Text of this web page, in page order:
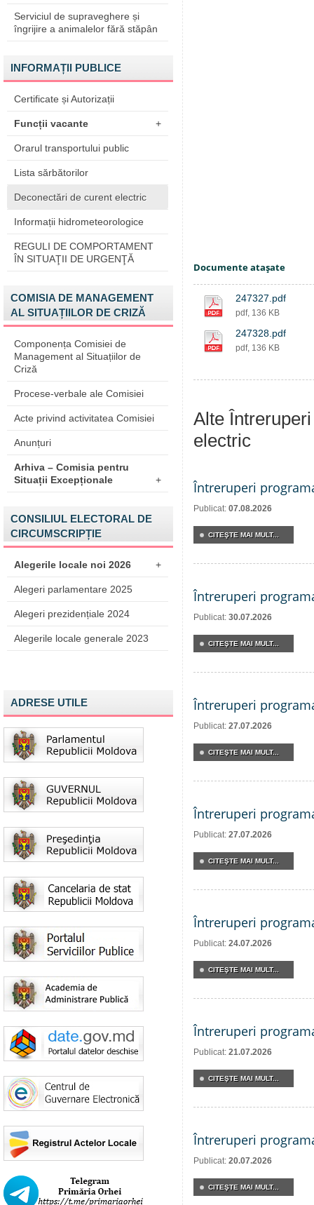
Serviciul de supraveghere și
îngrijire a animalelor fără stăpân
INFORMAȚII PUBLICE
Certificate și Autorizații
Funcții vacante +
Orarul transportului public
Lista sărbătorilor
Deconectări de curent electric
Informații hidrometeorologice
REGULI DE COMPORTAMENT
ÎN SITUAŢII DE URGENŢĂ
COMISIA DE MANAGEMENT
AL SITUAȚIILOR DE CRIZĂ
Componența Comisiei de
Management al Situațiilor de
Criză
Procese-verbale ale Comisiei
Acte privind activitatea Comisiei
Anunțuri
Arhiva – Comisia pentru
Situații Excepționale
+
CONSILIUL ELECTORAL DE
CIRCUMSCRIPȚIE
Alegerile locale noi 2026 +
Alegeri parlamentare 2025
Alegeri prezidențiale 2024
Alegerile locale generale 2023
ADRESE UTILE
Documente ataşate
247327.pdf
pdf, 136 KB
247328.pdf
pdf, 136 KB
Alte
electric
Întreruperi
Publicat: 07.08.2026
CITEŞTE MAI MULT...
Întreruperi
Publicat: 30.07.2026
CITEŞTE MAI MULT...
Întreruperi
Publicat: 27.07.2026
CITEŞTE MAI MULT...
Întreruperi
Publicat: 27.07.2026
CITEŞTE MAI MULT...
Întreruperi
Publicat: 24.07.2026
CITEŞTE MAI MULT...
Întreruperi
Publicat: 21.07.2026
CITEŞTE MAI MULT...
Întreruperi
Publicat: 20.07.2026
CITEŞTE MAI MULT...